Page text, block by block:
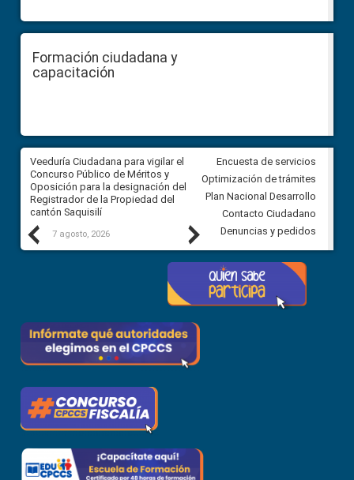
Formación ciudadana y
capacitación
Previous
Veeduría Ciudadana para vigilar el
Concurso Público de Méritos y
Oposición para la designación del
Registrador de la Propiedad del
cantón Saquisilí
7 agosto, 2026
Veeduría Ciudadana para
construcción del asfaltado de
Ballenita del cantón Santa
7 agosto, 2026
Next
Encuesta de servicios
Optimización de trámites
Plan Nacional Desarrollo
Contacto Ciudadano
Denuncias y pedidos